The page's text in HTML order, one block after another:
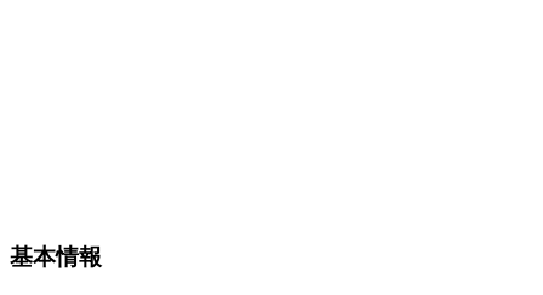
基本情報